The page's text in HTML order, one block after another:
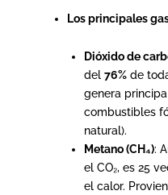
Los principales
Dióxido de
del 76% de
genera
combustibles
natural).
Metano (CH₄):
el CO₂, es 25
el calor.